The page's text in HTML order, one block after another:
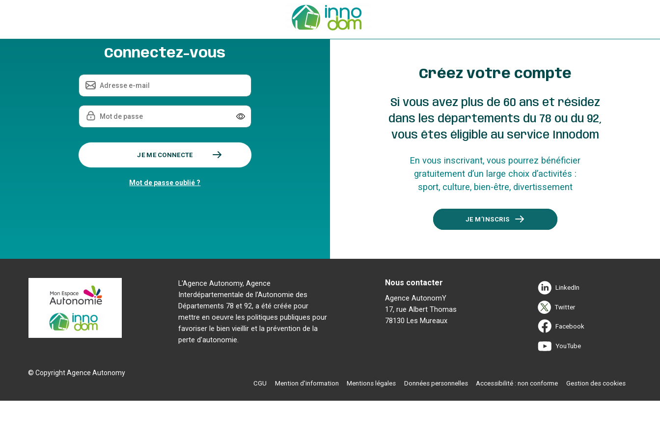
Connectez-vous
Mot de passe oublié ?
Créez votre compte
Si vous avez plus de 60 ans et résidez
dans les départements du 78 ou du 92,
vous êtes éligible au service Innodom
En vous inscrivant, vous pourrez bénéficier
gratuitement d’un large choix d’activités :
sport, culture, bien-être, divertissement
JE M’INSCRIS
L'Agence Autonomy, Agence
Interdépartementale de l’Autonomie des
Départements 78 et 92, a été créée pour
mettre en oeuvre les politiques publiques pour
favoriser le bien vieillir et la prévention de la
perte d'autonomie.
Nous contacter
Agence AutonomY
17, rue Albert Thomas
78130 Les Mureaux
LinkedIn
Twitter
Facebook
YouTube
© Copyright Agence Autonomy
CGU Mention d'information Mentions légales Données personnelles Accessibilité : non conforme Gestion des cookies